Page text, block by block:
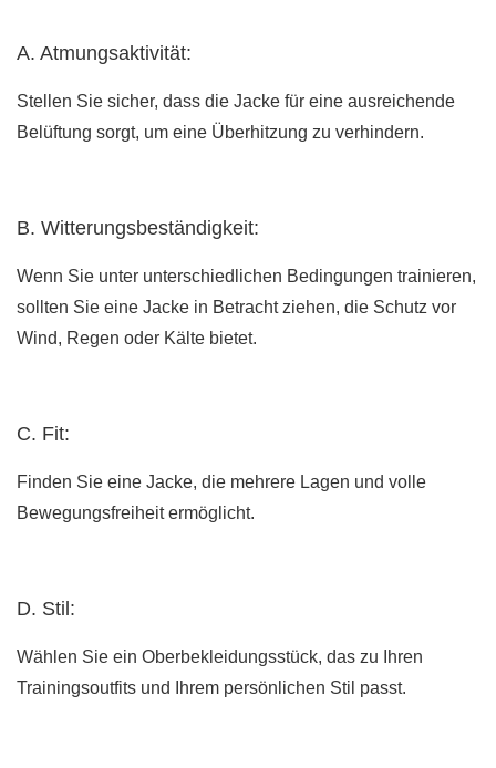
A. Atmungsaktivität:
Stellen Sie sicher, dass die Jacke für eine ausreichende
Belüftung sorgt, um eine Überhitzung zu verhindern.
B. Witterungsbeständigkeit:
Wenn Sie unter unterschiedlichen Bedingungen trainieren,
sollten Sie eine Jacke in Betracht ziehen, die Schutz vor
Wind, Regen oder Kälte bietet.
C. Fit:
Finden Sie eine Jacke, die mehrere Lagen und volle
Bewegungsfreiheit ermöglicht.
D. Stil:
Wählen Sie ein Oberbekleidungsstück, das zu Ihren
Trainingsoutfits und Ihrem persönlichen Stil passt.